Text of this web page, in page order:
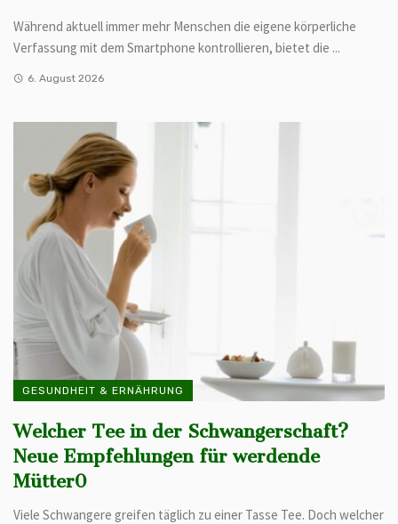
Während aktuell immer mehr Menschen die eigene körperliche
Verfassung mit dem Smartphone kontrollieren, bietet die ...
6. August 2026
GESUNDHEIT & ERNÄHRUNG
Welcher Tee in der Schwangerschaft?
Neue Empfehlungen für werdende
Mütter0
Viele Schwangere greifen täglich zu einer Tasse Tee. Doch welcher